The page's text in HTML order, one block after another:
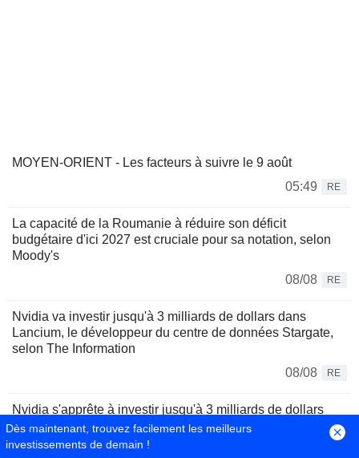
MOYEN-ORIENT - Les facteurs à suivre le 9 août
05:49
RE
La capacité de la Roumanie à réduire son déficit
budgétaire d'ici 2027 est cruciale pour sa notation, selon
Moody's
08/08
RE
Nvidia va investir jusqu'à 3 milliards de dollars dans
Lancium, le développeur du centre de données Stargate,
selon The Information
08/08
RE
Nvidia s'apprête à investir jusqu'à 3 milliards de dollars
dans Lancium, selon The Information
Dès maintenant, trouvez facilement les meilleurs
investissements de demain !